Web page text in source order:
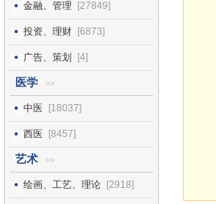
金融、管理 [27849]
投资、理财 [6873]
广告、策划 [4]
医学 >>
中医 [18037]
西医 [8457]
艺术 >>
绘画、工艺、理论 [2918]